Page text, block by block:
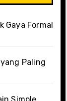
Gaya Formal
Paling